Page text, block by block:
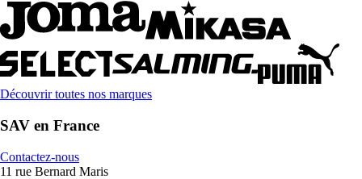
Découvrir toutes nos marques
SAV en France
Contactez-nous
11 rue Bernard Maris